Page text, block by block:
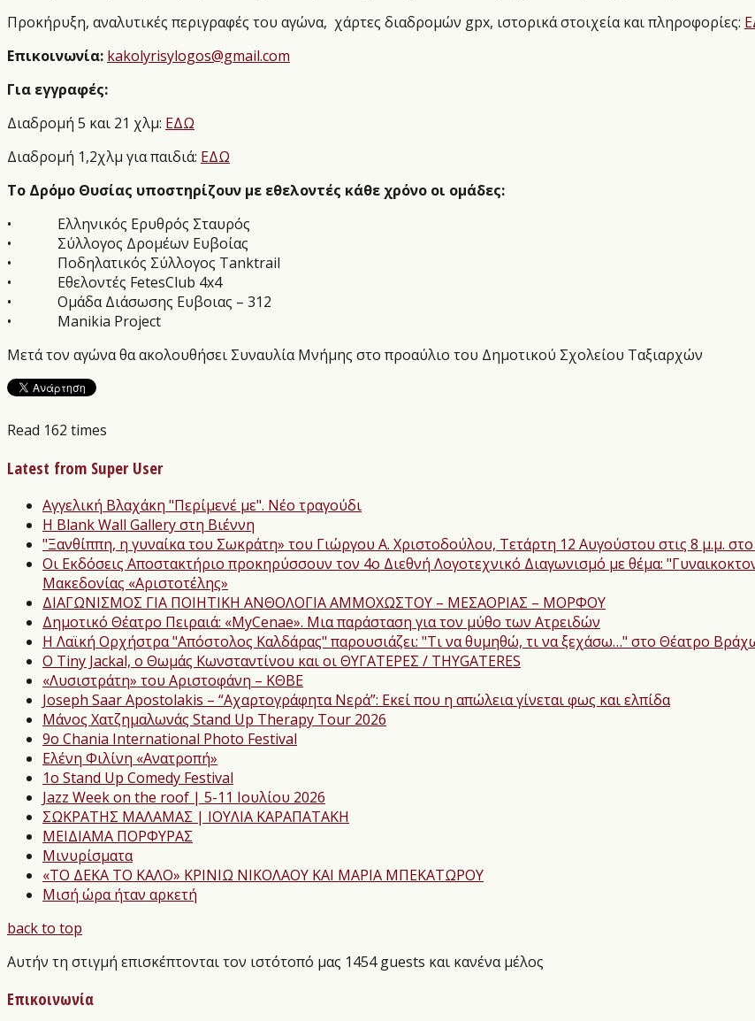
Προκήρυξη, αναλυτικές περιγραφές του αγώνα, χάρτες διαδρομών gpx, ιστορικά στοιχεία και πληροφορίες:
Επικοινωνία: kakolyrisylogos@gmail.com
Για εγγραφές:
Διαδρομή 5 και 21 χλμ: ΕΔΩ
Διαδρομή 1,2χλμ για παιδιά: ΕΔΩ
Το Δρόμο Θυσίας υποστηρίζουν με εθελοντές κάθε χρόνο οι ομάδες:
•
Ελληνικός Ερυθρός Σταυρός
•
Σύλλογος Δρομέων Ευβοίας
•
Ποδηλατικός Σύλλογος Tanktrail
•
Εθελοντές FetesClub 4x4
•
Ομάδα Διάσωσης Ευβοιας – 312
•
Manikia Project
Μετά τον αγώνα θα ακολουθήσει Συναυλία Μνήμης στο προαύλιο του Δημοτικού Σχολείου Ταξιαρχών
Read 162 times
Latest from Super User
Αγγελική Βλαχάκη "Περίμενέ με". Νέο τραγούδι
Η Blank Wall Gallery στη Βιέννη
"Ξανθίππη, η γυναίκα του Σωκράτη» του Γιώργου Α. Χριστοδούλου, Τετάρτη 12 Αυγούστου στις 8 μ.μ.
Οι Εκδόσεις Αποστακτήριο προκηρύσσουν τον 4ο Διεθνή Λογοτεχνικό Διαγωνισμό με θέμα:
Μακεδονίας «Αριστοτέλης»
ΔΙΑΓΩΝΙΣΜΟΣ ΓΙΑ ΠΟΙΗΤΙΚΗ ΑΝΘΟΛΟΓΙΑ ΑΜΜΟΧΩΣΤΟΥ – ΜΕΣΑΟΡΙΑΣ – ΜΟΡΦΟΥ
Δημοτικό Θέατρο Πειραιά: «MyCenae». Μια παράσταση για τον μύθο των Ατρειδών
Η Λαϊκή Ορχήστρα "Απόστολος Καλδάρας" παρουσιάζει: "Τι να θυμηθώ, τι να ξεχάσω…" στο Θέατρο
Ο Tiny Jackal, ο Θωμάς Κωνσταντίνου και οι ΘΥΓΑΤΕΡΕΣ / THYGATERES
«Λυσιστράτη» του Αριστοφάνη – ΚΘΒΕ
Joseph Saar Apostolakis – “Αχαρτογράφητα Νερά”: Εκεί που η απώλεια γίνεται φως και ελπίδα
Μάνος Χατζημαλωνάς Stand Up Therapy Tour 2026
9ο Chania International Photo Festival
Ελένη Φιλίνη «Ανατροπή»
1ο Stand Up Comedy Festival
Jazz Week on the roof | 5-11 Ιουλίου 2026
ΣΩΚΡΑΤΗΣ ΜΑΛΑΜΑΣ | ΙΟΥΛΙΑ ΚΑΡΑΠΑΤΑΚΗ
ΜΕΙΔΙΑΜΑ ΠΟΡΦΥΡΑΣ
Μινυρίσματα
«ΤΟ ΔΕΚΑ ΤΟ ΚΑΛΟ» KΡΙΝΙΩ ΝΙΚΟΛΑΟΥ ΚΑΙ ΜΑΡΙΑ ΜΠΕΚΑΤΩΡΟΥ
Μισή ώρα ήταν αρκετή
back to top
Αυτήν τη στιγμή επισκέπτονται τον ιστότοπό μας 1454 guests και κανένα μέλος
Επικοινωνία